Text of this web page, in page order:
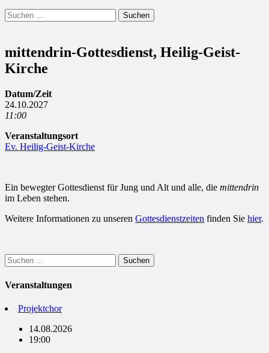
Suchen
Suchen
nach:
mittendrin-Gottesdienst, Heilig-Geist-
Kirche
Datum/Zeit
24.10.2027
11:00
Veranstaltungsort
Ev. Heilig-Geist-Kirche
Ein bewegter Gottesdienst für Jung und Alt und alle, die mittendrin
im Leben stehen.
Weitere Informationen zu unseren Gottesdienstzeiten finden Sie hier.
Suchen
nach:
Veranstaltungen
Projektchor
14.08.2026
19:00